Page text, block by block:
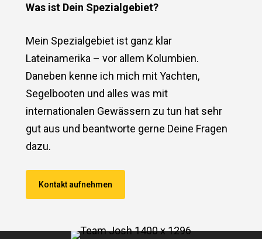
Was ist Dein Spezialgebiet?
Mein Spezialgebiet ist ganz klar
Lateinamerika – vor allem Kolumbien.
Daneben kenne ich mich mit Yachten,
Segelbooten und alles was mit
internationalen Gewässern zu tun hat sehr
gut aus und beantworte gerne Deine Fragen
dazu.
Kontakt aufnehmen